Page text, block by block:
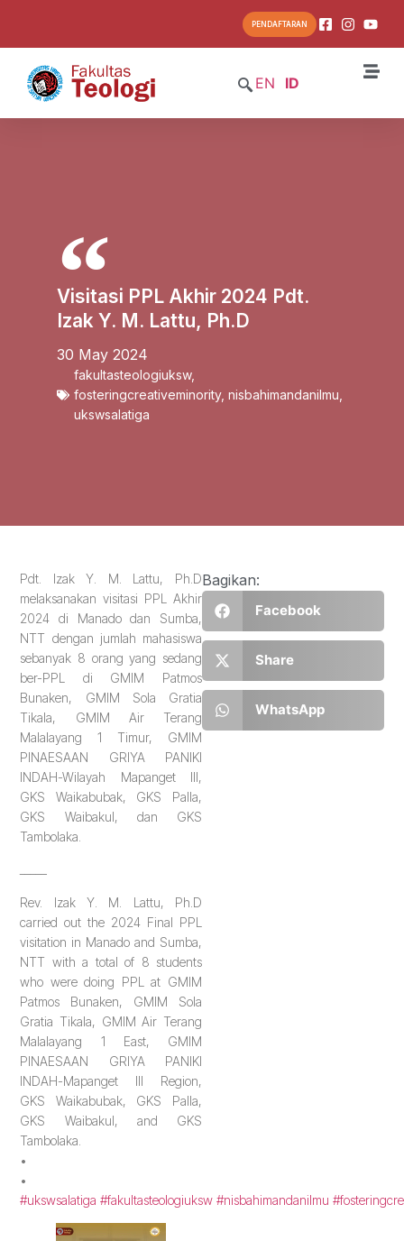
PENDAFTARAN
EN ID
Visitasi PPL Akhir 2024 Pdt.
Izak Y. M. Lattu, Ph.D
30 May 2024
fakultasteologiuksw,
fosteringcreativeminority, nisbahimandanilmu
ukswsalatiga
Pdt. Izak Y. M. Lattu, Ph.D
melaksanakan visitasi PPL Akhir
2024 di Manado dan Sumba,
NTT dengan jumlah mahasiswa
sebanyak 8 orang yang sedang
ber-PPL di GMIM Patmos
Bunaken, GMIM Sola Gratia
Tikala, GMIM Air Terang
Malalayang 1 Timur, GMIM
PINAESAAN GRIYA PANIKI
INDAH-Wilayah Mapanget III,
GKS Waikabubak, GKS Palla,
GKS Waibakul, dan GKS
Tambolaka.
Rev. Izak Y. M. Lattu, Ph.D
carried out the 2024 Final PPL
visitation in Manado and Sumba,
NTT with a total of 8 students
who were doing PPL at GMIM
Patmos Bunaken, GMIM Sola
Gratia Tikala, GMIM Air Terang
Malalayang 1 East, GMIM
PINAESAAN GRIYA PANIKI
INDAH-Mapanget III Region,
GKS Waikabubak, GKS Palla,
GKS Waibakul, and GKS
Tambolaka.
•
•
#ukswsalatiga #fakultasteologiuksw #nisbahimandanilmu
Bagikan:
Facebook
Share
WhatsApp